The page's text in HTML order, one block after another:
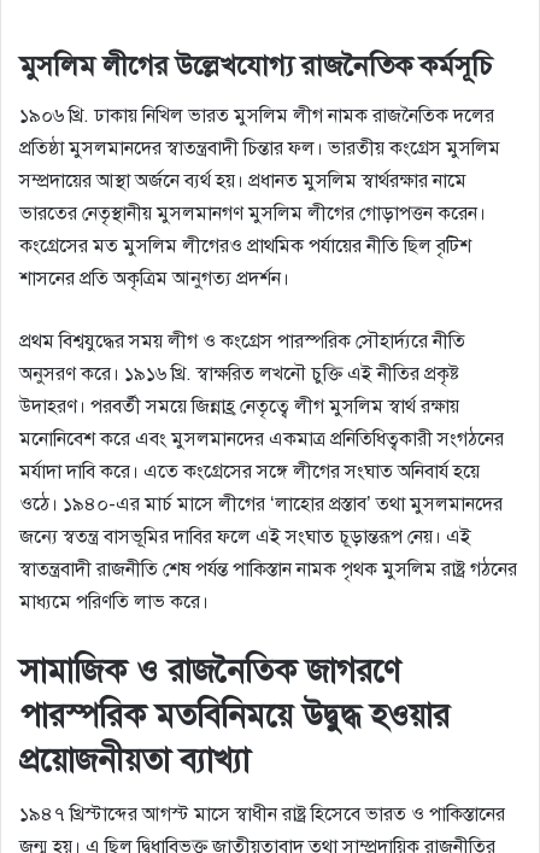
মুসলিম লীগের উল্লেখযােগ্য রাজনৈতিক কর্মসূচি
১৯০৬ খ্রি. ঢাকায় নিখিল ভারত মুসলিম লীগ নামক রাজনৈতিক দলের
প্রতিষ্ঠা মুসলমানদের স্বাতন্ত্রবাদী চিন্তার ফল। ভারতীয় কংগ্রেস মুসলিম
সম্প্রদায়ের আস্থা অর্জনে ব্যর্থ হয়। প্রধানত মুসলিম স্বার্থরক্ষার নামে
ভারতের নেতৃস্থানীয় মুসলমানগণ মুসলিম লীগের গােড়াপত্তন করেন।
কংগ্রেসের মত মুসলিম লীগেরও প্রাথমিক পর্যায়ের নীতি ছিল বৃটিশ
শাসনের প্রতি অকৃত্রিম আনুগত্য প্রদর্শন।
প্রথম বিশ্বযুদ্ধের সময় লীগ ও কংগ্রেস পারস্পরিক সৌহার্দ্যরে নীতি
অনুসরণ করে। ১৯১৬ খ্রি. স্বাক্ষরিত লখনৌ চুক্তি এই নীতির প্রকৃষ্ট
উদাহরণ। পরবর্তী সময়ে জিন্নাহ্র নেতৃত্বে লীগ মুসলিম স্বার্থ রক্ষায়
মনােনিবেশ করে এবং মুসলমানদের একমাত্র প্রনিতিধিত্বকারী সংগঠনের
মর্যাদা দাবি করে। এতে কংগ্রেসের সঙ্গে লীগের সংঘাত অনিবার্য হয়ে
ওঠে। ১৯৪০-এর মার্চ মাসে লীগের ‘লাহাের প্রস্তাব’ তথা মুসলমানদের
জন্যে স্বতন্ত্র বাসভূমির দাবির ফলে এই সংঘাত চূড়ান্তরূপ নেয়। এই
স্বাতন্ত্রবাদী রাজনীতি শেষ পর্যন্ত পাকিস্তান নামক পৃথক মুসলিম রাষ্ট্র গঠনের
মাধ্যমে পরিণতি লাভ করে।
সামাজিক ও রাজনৈতিক জাগরণে
পারস্পরিক মতবিনিময়ে উদ্বুদ্ধ হওয়ার
প্রয়ােজনীয়তা ব্যাখ্যা
১৯৪৭ খ্রিস্টাব্দের আগস্ট মাসে স্বাধীন রাষ্ট্র হিসেবে ভারত ও পাকিস্তানের
জন্ম হয়। এ ছিল দ্বিধাবিভক্ত জাতীয়তাবাদ তথা সাম্প্রদায়িক রাজনীতির